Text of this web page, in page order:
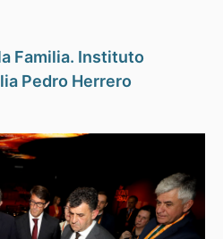
Familia. Instituto
Pedro Herrero